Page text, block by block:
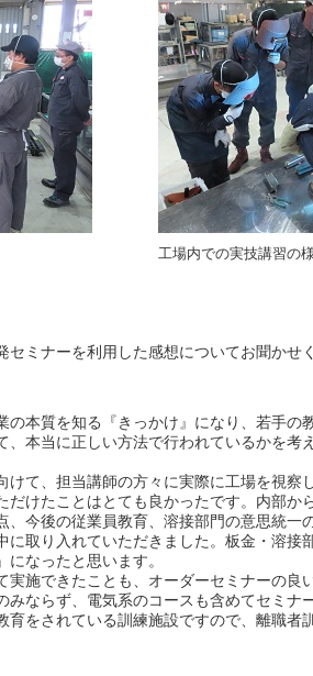
工場内での実技講習の
ミナーを利用した感想についてお聞かせ
の本質を知る『きっかけ』になり、若手の
、本当に正しい方法で行われているかを考
けて、担当講師の方々に実際に工場を視察
だけたことはとても良かったです。内部か
、今後の従業員教育、溶接部門の意思統一
に取り入れていただきました。板金・溶接
なったと思います。
実施できたことも、オーダーセミナーの良
みならず、電気系のコースも含めてセミナ
育をされている訓練施設ですので、離職者